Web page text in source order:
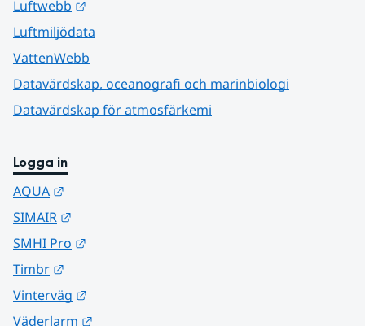
Luftwebb
Luftmiljödata
VattenWebb
Datavärdskap, oceanografi och marinbiologi
Datavärdskap för atmosfärkemi
Logga in
AQUA
SIMAIR
SMHI Pro
Timbr
Vinterväg
Väderlarm